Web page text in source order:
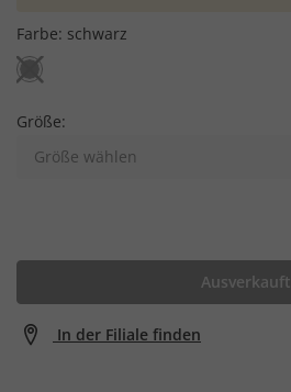
Farbe: schwarz
Größe:
Größe wählen
Ausverkauft
In der Filiale finden